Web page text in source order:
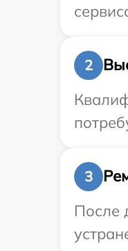
2
3
После